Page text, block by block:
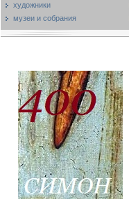
художники
музеи и собрания